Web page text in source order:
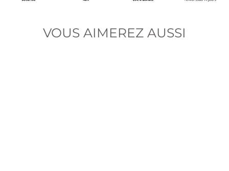
VOUS AIMEREZ AUSSI